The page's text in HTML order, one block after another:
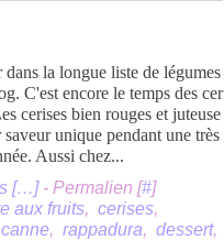
dans la longue liste de légumes
C'est encore le temps des cer
cerises bien rouges et juteuse
unique pendant une très
Aussi chez...
[…]- Permalien [#]
aux fruits, cerises,
, rappadura, dessert,